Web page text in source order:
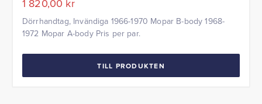
1 820,00 kr
Dörrhandtag, Invändiga 1966-1970 Mopar B-body 1968-
1972 Mopar A-body Pris per par.
TILL PRODUKTEN